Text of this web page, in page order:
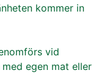
kommer in
vid
egen mat eller